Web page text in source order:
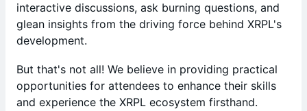
interactive discussions, ask burning questions, and
glean insights from the driving force behind XRPL's
development.
But that's not all! We believe in providing practical
opportunities for attendees to enhance their skills
and experience the XRPL ecosystem firsthand.